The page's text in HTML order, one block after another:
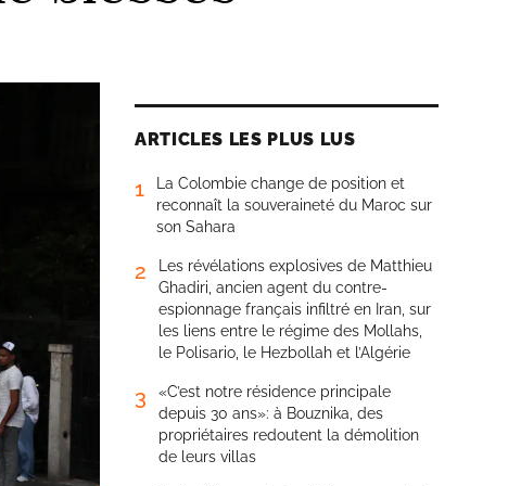
ARTICLES LES PLUS LUS
1
La Colombie change de position et
reconnaît la souveraineté du Maroc sur
son Sahara
2
Les révélations explosives de Matthieu
Ghadiri, ancien agent du contre-
espionnage français infiltré en Iran, sur
les liens entre le régime des Mollahs,
le Polisario, le Hezbollah et l’Algérie
3
«C’est notre résidence principale
depuis 30 ans»: à Bouznika, des
propriétaires redoutent la démolition
de leurs villas